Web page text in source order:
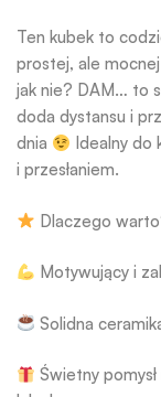
Ten kubek to
prostej, ale
jak nie? DAM… to
doda dystansu i
dnia
Idealny do
i przesłaniem.
Dlaczego
Motywujący i
Solidna
Świetny